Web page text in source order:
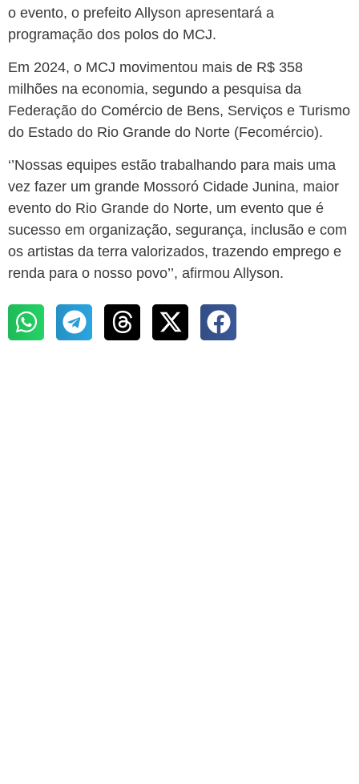
o evento, o prefeito Allyson apresentará a
programação dos polos do MCJ.
Em 2024, o MCJ movimentou mais de R$ 358
milhões na economia, segundo a pesquisa da
Federação do Comércio de Bens, Serviços e Turismo
do Estado do Rio Grande do Norte (Fecomércio).
‘’Nossas equipes estão trabalhando para mais uma
vez fazer um grande Mossoró Cidade Junina, maior
evento do Rio Grande do Norte, um evento que é
sucesso em organização, segurança, inclusão e com
os artistas da terra valorizados, trazendo emprego e
renda para o nosso povo’’, afirmou Allyson.